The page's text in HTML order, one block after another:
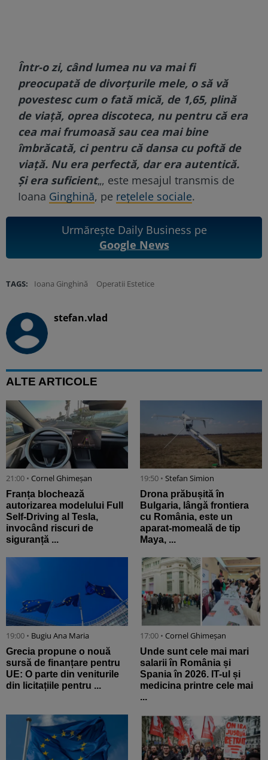
Într-o zi, când lumea nu va mai fi
preocupată de divorțurile mele, o să vă
povestesc cum o fată mică, de 1,65, plină
de viață, oprea discoteca, nu pentru că era
cea mai frumoasă sau cea mai bine
îmbrăcată, ci pentru că dansa cu poftă de
viață. Nu era perfectă, dar era autentică.
Și era suficient„, este mesajul transmis de
Ioana Ginghină, pe rețelele sociale.
Urmărește Daily Business pe
Google News
TAGS: Ioana Ginghină Operatii Estetice
stefan.vlad
ALTE ARTICOLE
21:00 • Cornel Ghimeșan
Franța blochează
autorizarea modelului Full
Self-Driving al Tesla,
invocând riscuri de
siguranță ...
19:50 • Stefan Simion
Drona prăbușită în
Bulgaria, lângă frontiera
cu România, este un
aparat-momeală de tip
Maya, ...
19:00 • Bugiu ⁠Ana Maria
Grecia propune o nouă
sursă de finanțare pentru
UE: O parte din veniturile
din licitațiile pentru ...
17:00 • Cornel Ghimeșan
Unde sunt cele mai mari
salarii în România și
Spania în 2026. IT-ul și
medicina printre cele mai
...